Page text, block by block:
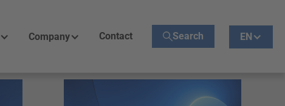
Company Contact Search EN